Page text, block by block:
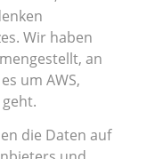
Wir haben
an
um AWS,
die Daten auf